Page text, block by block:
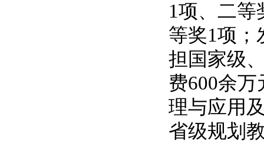
1项、二等
等奖1项；
担国家级
费600余万
理与应用
省级规划